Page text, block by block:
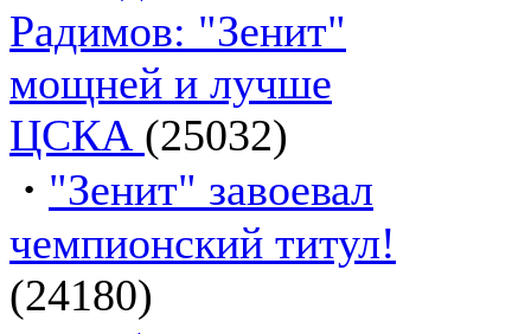
Радимов: "Зенит"
мощней и лучше
ЦСКА (25032)
· "Зенит" завоевал
чемпионский титул!
(24180)